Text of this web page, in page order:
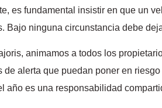
es fundamental insistir en que un
Bajo ninguna circunstancia debe
animamos a todos los
alerta que puedan poner en
año es una responsabilidad